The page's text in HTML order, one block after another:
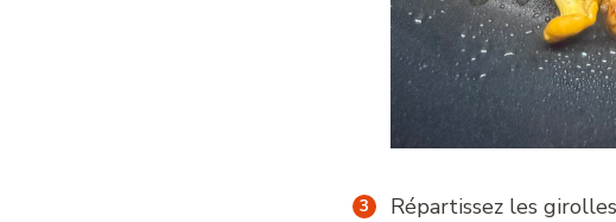
Répartissez les